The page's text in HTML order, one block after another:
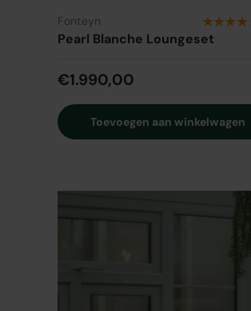
Fonteyn ★★★★★
Pearl Blanche Loungeset
€1.990,00
Toevoegen aan winkelwagen